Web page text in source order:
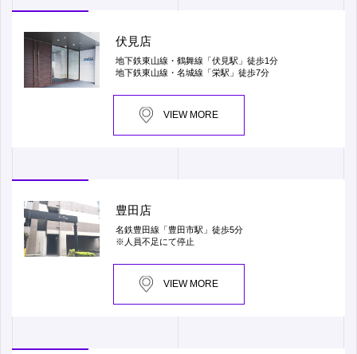
伏見店
地下鉄東山線・鶴舞線「伏見駅」徒歩1分
地下鉄東山線・名城線「栄駅」徒歩7分
VIEW MORE
豊田店
名鉄豊田線「豊田市駅」徒歩5分
※人員不足にて停止
VIEW MORE